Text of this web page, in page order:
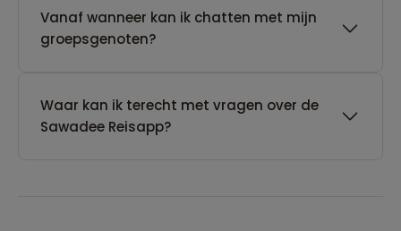
Vanaf wanneer kan ik chatten met mijn
groepsgenoten?
Waar kan ik terecht met vragen over de
Sawadee Reisapp?